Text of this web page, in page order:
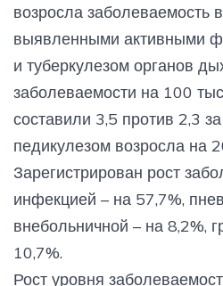
возросла заболеваемость
выявленными активными
и туберкулезом органов
заболеваемости на 100
составили 3,5 против 2,3
педикулезом возросла на
Зарегистрирован рост
инфекцией – на 57,7%,
внебольничной – на 8,2%,
10,7%.
Рост уровня